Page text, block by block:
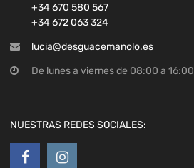
+34 670 580 567
+34 672 063 324
lucia@desguacemanolo.es
De lunes a viernes de 08:00 a 16:00
NUESTRAS REDES SOCIALES: